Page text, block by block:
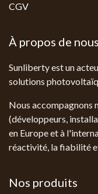
CGV
À propos de nous
Sunliberty est un
solutions
Nous accompagnons
(développeurs,
en Europe et à
réactivité, la fiabilité
Nos produits